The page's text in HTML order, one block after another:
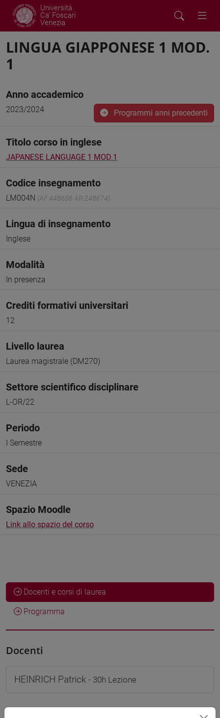
Università
Ca' Foscari
Venezia
LINGUA GIAPPONESE 1 MOD.
1
Anno accademico
2023/2024 Programmi anni precedenti
Titolo corso in inglese
JAPANESE LANGUAGE 1 MOD.1
Codice insegnamento
LM004N (AF:448656 AR:248674)
Lingua di insegnamento
Inglese
Modalità
In presenza
Crediti formativi universitari
12
Livello laurea
Laurea magistrale (DM270)
Settore scientifico disciplinare
L-OR/22
Periodo
I Semestre
Sede
VENEZIA
Spazio Moodle
Link allo spazio del corso
Docenti e corsi di laurea
Programma
Docenti
HEINRICH Patrick - 30h Lezione